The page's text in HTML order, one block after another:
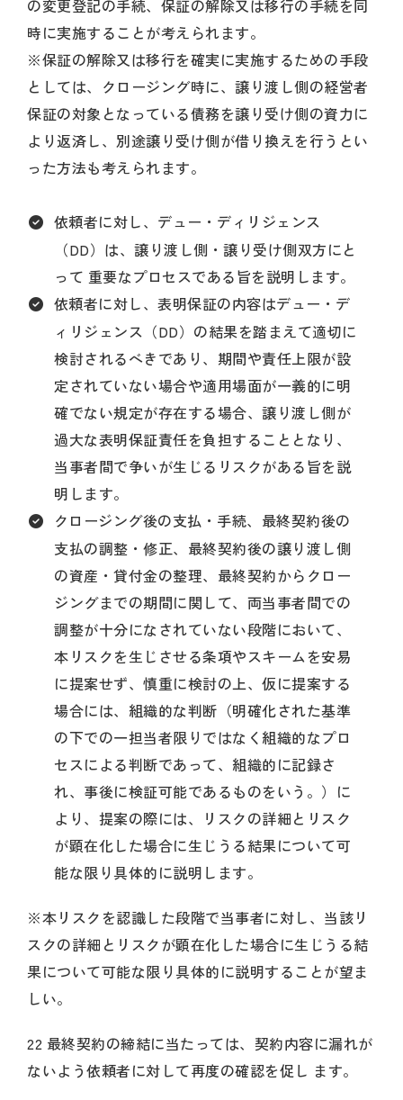
の変更登記の手続、保証の解除又は移行の手続を同
時に実施することが考えられます。
※保証の解除又は移行を確実に実施するための手段
としては、クロージング時に、譲り渡し側の経営者
保証の対象となっている債務を譲り受け側の資力に
より返済し、別途譲り受け側が借り換えを行うとい
った方法も考えられます。
依頼者に対し、デュー・ディリジェンス
（DD）は、譲り渡し側・譲り受け側双方にと
って 重要なプロセスである旨を説明します。
依頼者に対し、表明保証の内容はデュー・デ
ィリジェンス（DD）の結果を踏まえて適切に
検討されるべきであり、期間や責任上限が設
定されていない場合や適用場面が一義的に明
確でない規定が存在する場合、譲り渡し側が
過大な表明保証責任を負担することとなり、
当事者間で争いが生じるリスクがある旨を説
明します。
クロージング後の支払・手続、最終契約後の
支払の調整・修正、最終契約後の譲り渡し側
の資産・貸付金の整理、最終契約からクロー
ジングまでの期間に関して、両当事者間での
調整が十分になされていない段階において、
本リスクを生じさせる条項やスキームを安易
に提案せず、慎重に検討の上、仮に提案する
場合には、組織的な判断（明確化された基準
の下での一担当者限りではなく組織的なプロ
セスによる判断であって、組織的に記録さ
れ、事後に検証可能であるものをいう。）に
より、提案の際には、リスクの詳細とリスク
が顕在化した場合に生じうる結果について可
能な限り具体的に説明します。
※本リスクを認識した段階で当事者に対し、当該リ
スクの詳細とリスクが顕在化した場合に生じうる結
果について可能な限り具体的に説明することが望ま
しい。
22 最終契約の締結に当たっては、契約内容に漏れが
ないよう依頼者に対して再度の確認を促し ます。